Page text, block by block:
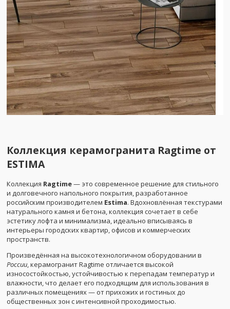
Коллекция керамогранита Ragtime от
ESTIMA
Коллекция Ragtime— это современное решение для стильного
и долговечного напольного покрытия, разработанное
российским производителем Estima. Вдохновлённая текстурами
натурального камня и бетона, коллекция сочетает в себе
эстетику лофта и минимализма, идеально вписываясь в
интерьеры городских квартир, офисов и коммерческих
пространств.
Произведённая на высокотехнологичном оборудовании в
России, керамогранит Ragtime отличается высокой
износостойкостью, устойчивостью к перепадам температур и
влажности, что делает его подходящим для использования в
различных помещениях — от прихожих и гостиных до
общественных зон с интенсивной проходимостью.